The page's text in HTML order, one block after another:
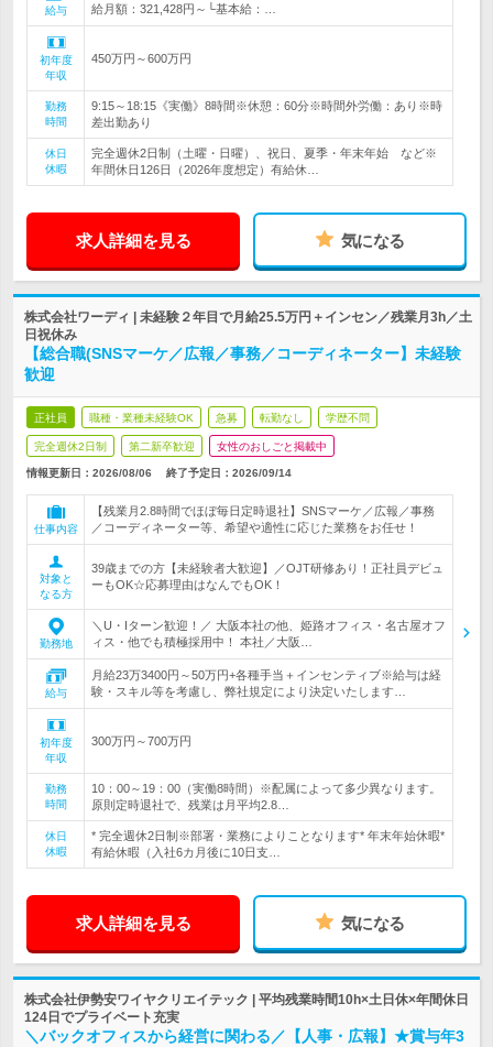
給与
給月額：321,428円～└基本給：…
初年度
年収
450万円～600万円
勤務
時間
9:15～18:15《実働》8時間※休憩：60分※時間外労働：あり※時
差出勤あり
休日
休暇
完全週休2日制（土曜・日曜）、祝日、夏季・年末年始 など※
年間休日126日（2026年度想定）有給休…
求人詳細を見る 気になる
株式会社ワーディ | 未経験２年目で月給25.5万円＋インセン／残業月3h／土
日祝休み
【総合職(SNSマーケ／広報／事務／コーディネーター】未経験
歓迎
正社員 職種・業種未経験OK 急募 転勤なし 学歴不問
完全週休2日制 第二新卒歓迎 女性のおしごと掲載中
情報更新日：2026/08/06 終了予定日： 2026/09/14
仕事内容
【残業月2.8時間でほぼ毎日定時退社】SNSマーケ／広報／事務
／コーディネーター等、希望や適性に応じた業務をお任せ！
対象と
なる方
39歳までの方【未経験者大歓迎】／OJT研修あり！正社員デビュ
ーもOK☆応募理由はなんでもOK！
勤務地
＼U・Iターン歓迎！／ 大阪本社の他、姫路オフィス・名古屋オフ
ィス・他でも積極採用中！ 本社／大阪…
給与
月給23万3400円～50万円+各種手当＋インセンティブ※給与は経
験・スキル等を考慮し、弊社規定により決定いたします…
初年度
年収
300万円～700万円
勤務
時間
10：00～19：00（実働8時間）※配属によって多少異なります。
原則定時退社で、残業は月平均2.8…
休日
休暇
* 完全週休2日制※部署・業務によりことなります* 年末年始休暇*
有給休暇（入社6カ月後に10日支…
求人詳細を見る 気になる
株式会社伊勢安ワイヤクリエイテック | 平均残業時間10h×土日休×年間休日
124日でプライベート充実
＼バックオフィスから経営に関わる／【人事・広報】★賞与年3